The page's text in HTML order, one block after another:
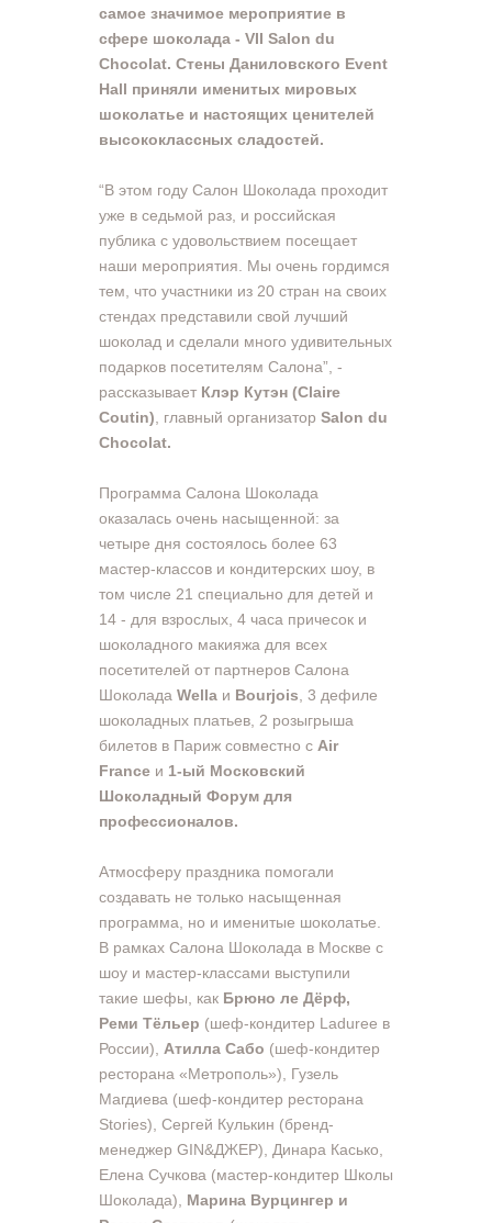
самое значимое мероприятие в
сфере шоколада - VII Salon du
Chocolat. Стены Даниловского Event
Hall приняли именитых мировых
шоколатье и настоящих ценителей
высококлассных сладостей.
“В этом году Салон Шоколада проходит
уже в седьмой раз, и российская
публика с удовольствием посещает
наши мероприятия. Мы очень гордимся
тем, что участники из 20 стран на своих
стендах представили свой лучший
шоколад и сделали много удивительных
подарков посетителям Салона”, -
рассказывает Клэр Кутэн (Claire
Coutin) , главный организатор Salon du
Chocolat.
Программа Салона Шоколада
оказалась очень насыщенной: за
четыре дня состоялось более 63
мастер-классов и кондитерских шоу, в
том числе 21 специально для детей и
14 - для взрослых, 4 часа причесок и
шоколадного макияжа для всех
посетителей от партнеров Cалона
Шоколада Wella и Bourjois , 3 дефиле
шоколадных платьев, 2 розыгрыша
билетов в Париж совместно с Air
France и 1-ый Московский
Шоколадный Форум для
профессионалов.
Атмосферу праздника помогали
создавать не только насыщенная
программа, но и именитые шоколатье.
В рамках Салона Шоколада в Москве с
шоу и мастер-классами выступили
такие шефы, как Брюно ле Дёрф,
Реми Тёльер (шеф-кондитер Laduree в
России), Атилла Сабо (шеф-кондитер
ресторана «Метрополь»), Гузель
Магдиева (шеф-кондитер ресторана
Stories), Сергей Кулькин (бренд-
менеджер GIN&ДЖЕР), Динара Касько,
Елена Сучкова (мастер-кондитер Школы
Шоколада), Марина Вурцингер и